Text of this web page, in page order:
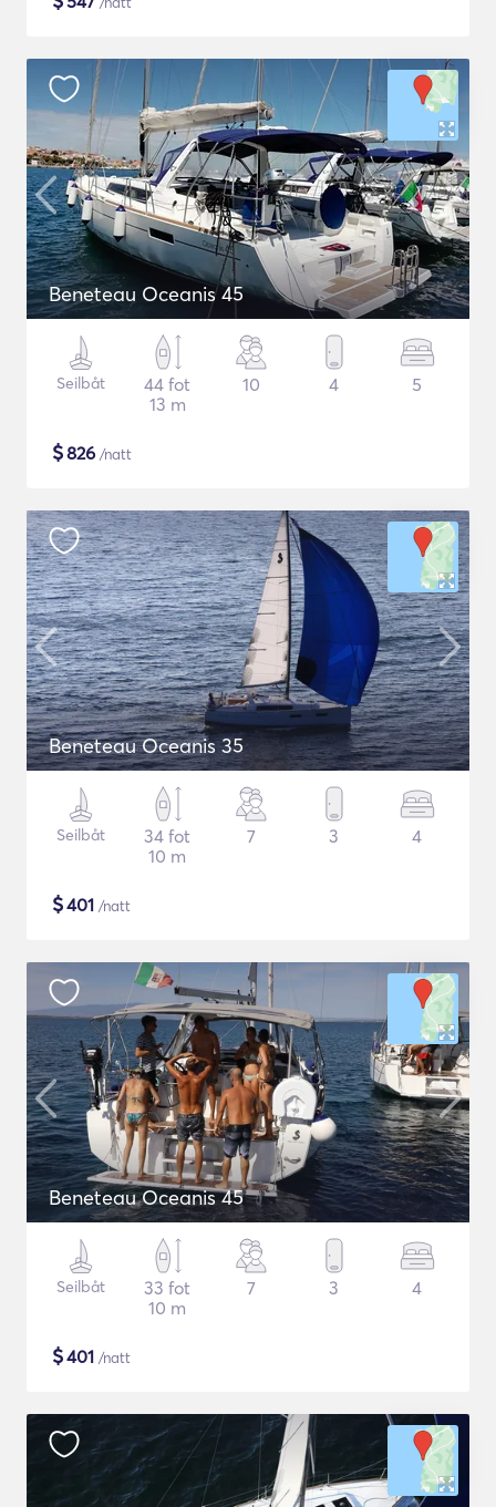
Beneteau Oceanis 45
Seilbåt
44 fot
13 m
10 4 5
$826 /natt
Beneteau Oceanis 35
Seilbåt
34 fot
10 m
7 3 4
$401 /natt
Beneteau Oceanis 45
Seilbåt
33 fot
10 m
7 3 4
$401 /natt